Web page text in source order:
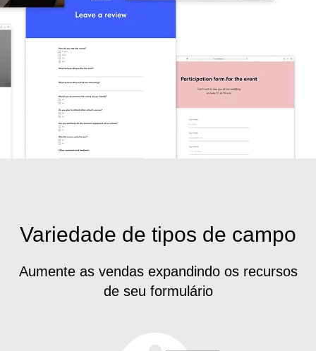
Variedade de tipos de campo
Aumente as vendas expandindo os recursos
de seu formulário